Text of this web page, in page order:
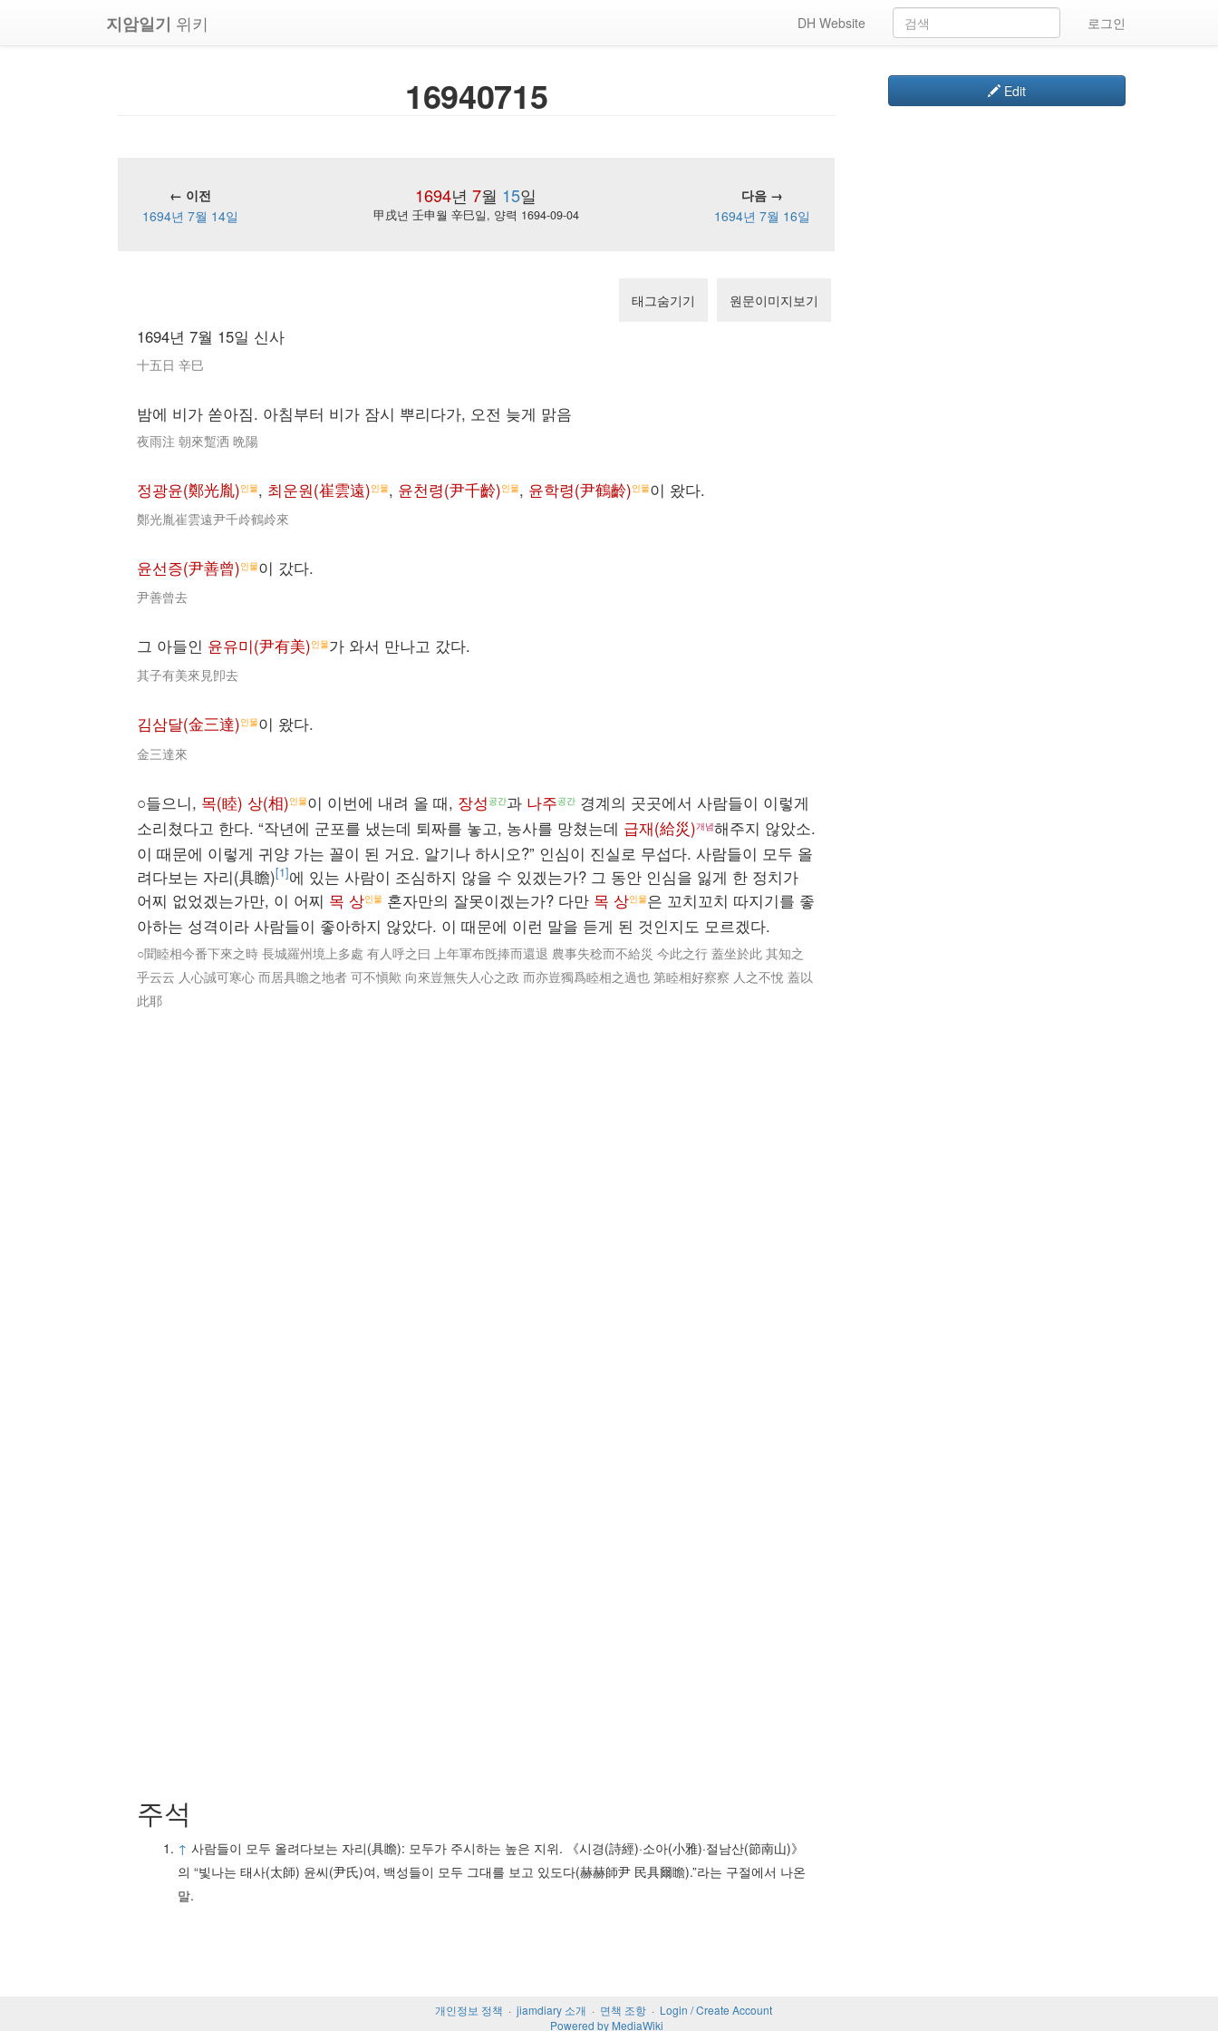
지암일기 위키 로그인
DH Website
16940715
1694년 7월 15일
← 이전
다음 →
1694년 7월 14일
甲戌년 壬申월 辛巳일, 양력 1694-09-04 1694년 7월 16일
태그숨기기 원문이미지보기
1694년 7월 15일 신사
十五日 辛巳
밤에 비가 쏟아짐. 아침부터 비가 잠시 뿌리다가, 오전 늦게 맑음
夜雨注 朝來蹔洒 晩陽
정광윤(鄭光胤)인물, 최운원(崔雲遠)인물, 윤천령(尹千齡)인물, 윤학령(尹鶴齡)인물이 왔다.
鄭光胤崔雲遠尹千㱓鶴㱓來
윤선증(尹善曾)인물이 갔다.
尹善曾去
그 아들인 윤유미(尹有美)인물가 와서 만나고 갔다.
其子有美來見卽去
김삼달(金三達)인물이 왔다.
金三達來
○들으니, 목(睦) 상(相)인물이 이번에 내려 올 때, 장성 공간과 나주공간 경계의 곳곳에서 사람들이 이렇게
소리쳤다고 한다. “작년에 군포를 냈는데 퇴짜를 놓고, 농사를 망쳤는데 급재(給災)개념해주지 않았소.
이 때문에 이렇게 귀양 가는 꼴이 된 거요. 알기나 하시오?” 인심이 진실로 무섭다. 사람들이 모두 올
려다보는 자리(具瞻)[1]에 있는 사람이 조심하지 않을 수 있겠는가? 그 동안 인심을 잃게 한 정치가
어찌 없었겠는가만, 이 어찌 목 상인물 혼자만의 잘못이겠는가? 다만 목 상인물은 꼬치꼬치 따지기를 좋
아하는 성격이라 사람들이 좋아하지 않았다. 이 때문에 이런 말을 듣게 된 것인지도 모르겠다.
○聞睦相今番下來之時 長城羅州境上多處 有人呼之曰 上年軍布旣捧而還退 農事失稔而不給災 今此之行 蓋坐於此 其知之
乎云云 人心誠可寒心 而居具瞻之地者 可不愼歟 向來豈無失人心之政 而亦豈獨爲睦相之過也 第睦相好察察 人之不悅 蓋以
此耶
주석
↑ 사람들이 모두 올려다보는 자리(具瞻): 모두가 주시하는 높은 지위. 《시경(詩經)·소아(小雅)·절남산(節南山)》
의 “빛나는 태사(太師) 윤씨(尹氏)여, 백성들이 모두 그대를 보고 있도다(赫赫師尹 民具爾瞻).”라는 구절에서 나온
말.
Edit
개인정보 정책 jiamdiary 소개 면책 조항
Login / Create Account
Powered by MediaWiki